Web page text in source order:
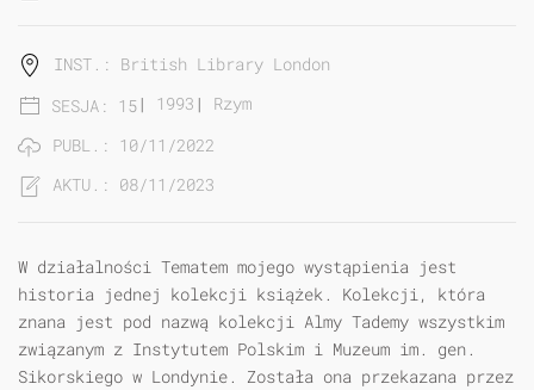
W działalności Tematem mojego wystąpienia jest
historia jednej kolekcji książek. Kolekcji, która
znana jest pod nazwą kolekcji Almy Tademy wszystkim
związanym z Instytutem Polskim i Muzeum im. gen.
Sikorskiego w Londynie. Została ona przekazana przez
INST.: British Library London
SESJA: 15| 1993 | Rzym
PUBL.: 10/11/2022
AKTU.: 08/11/2023